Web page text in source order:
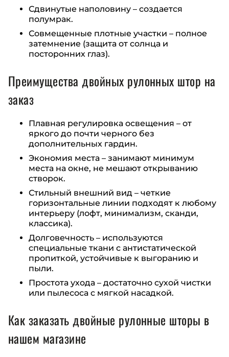
Сдвинутые наполовину – создается
полумрак.
Совмещенные плотные участки – полное
затемнение (защита от солнца и
посторонних глаз).
Преимущества двойных рулонных штор на
заказ
Плавная регулировка освещения – от
яркого до почти черного без
дополнительных гардин.
Экономия места – занимают минимум
места на окне, не мешают открыванию
створок.
Стильный внешний вид – четкие
горизонтальные линии подходят к любому
интерьеру (лофт, минимализм, сканди,
классика).
Долговечность – используются
специальные ткани с антистатической
пропиткой, устойчивые к выгоранию и
пыли.
Простота ухода – достаточно сухой чистки
или пылесоса с мягкой насадкой.
Как заказать двойные рулонные шторы в
нашем магазине